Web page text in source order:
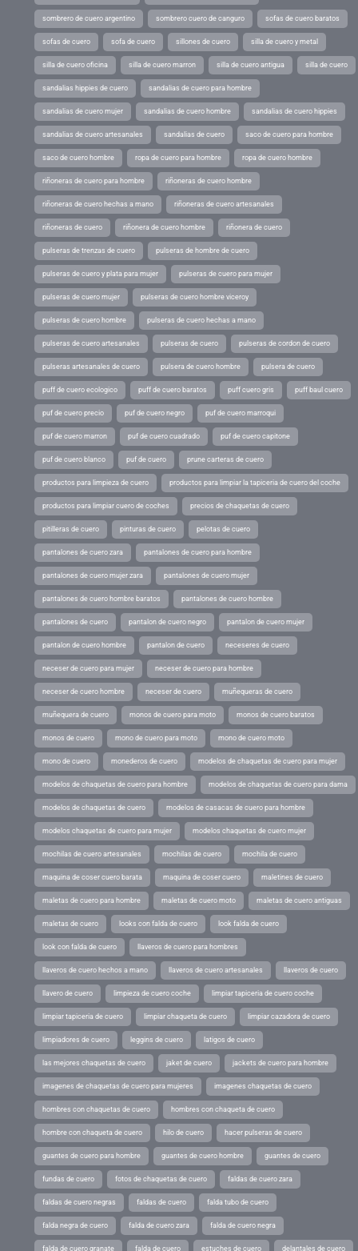
sombrero de cuero argentino sombrero cuero de canguro sofas de cuero baratos
sofas de cuero sofa de cuero sillones de cuero silla de cuero y metal
silla de cuero oficina silla de cuero marron silla de cuero antigua silla de cuero
sandalias hippies de cuero sandalias de cuero para hombre
sandalias de cuero mujer sandalias de cuero hombre sandalias de cuero hippies
sandalias de cuero artesanales sandalias de cuero saco de cuero para hombre
saco de cuero hombre ropa de cuero para hombre ropa de cuero hombre
riñoneras de cuero para hombre riñoneras de cuero hombre
riñoneras de cuero hechas a mano riñoneras de cuero artesanales
riñoneras de cuero riñonera de cuero hombre riñonera de cuero
pulseras de trenzas de cuero pulseras de hombre de cuero
pulseras de cuero y plata para mujer pulseras de cuero para mujer
pulseras de cuero mujer pulseras de cuero hombre viceroy
pulseras de cuero hombre pulseras de cuero hechas a mano
pulseras de cuero artesanales pulseras de cuero pulseras de cordon de cuero
pulseras artesanales de cuero pulsera de cuero hombre pulsera de cuero
puff de cuero ecologico puff de cuero baratos puff cuero gris puff baul cuero
puf de cuero precio puf de cuero negro puf de cuero marroqui
puf de cuero marron puf de cuero cuadrado puf de cuero capitone
puf de cuero blanco puf de cuero prune carteras de cuero
productos para limpieza de cuero productos para limpiar la tapiceria de cuero del coche
productos para limpiar cuero de coches precios de chaquetas de cuero
pitilleras de cuero pinturas de cuero pelotas de cuero
pantalones de cuero zara pantalones de cuero para hombre
pantalones de cuero mujer zara pantalones de cuero mujer
pantalones de cuero hombre baratos pantalones de cuero hombre
pantalones de cuero pantalon de cuero negro pantalon de cuero mujer
pantalon de cuero hombre pantalon de cuero neceseres de cuero
neceser de cuero para mujer neceser de cuero para hombre
neceser de cuero hombre neceser de cuero muñequeras de cuero
muñequera de cuero monos de cuero para moto monos de cuero baratos
monos de cuero mono de cuero para moto mono de cuero moto
mono de cuero monederos de cuero modelos de chaquetas de cuero para mujer
modelos de chaquetas de cuero para hombre modelos de chaquetas de cuero para dama
modelos de chaquetas de cuero modelos de casacas de cuero para hombre
modelos chaquetas de cuero para mujer modelos chaquetas de cuero mujer
mochilas de cuero artesanales mochilas de cuero mochila de cuero
maquina de coser cuero barata maquina de coser cuero maletines de cuero
maletas de cuero para hombre maletas de cuero moto maletas de cuero antiguas
maletas de cuero looks con falda de cuero look falda de cuero
look con falda de cuero llaveros de cuero para hombres
llaveros de cuero hechos a mano llaveros de cuero artesanales llaveros de cuero
llavero de cuero limpieza de cuero coche limpiar tapiceria de cuero coche
limpiar tapiceria de cuero limpiar chaqueta de cuero limpiar cazadora de cuero
limpiadores de cuero leggins de cuero latigos de cuero
las mejores chaquetas de cuero jaket de cuero jackets de cuero para hombre
imagenes de chaquetas de cuero para mujeres imagenes chaquetas de cuero
hombres con chaquetas de cuero hombres con chaqueta de cuero
hombre con chaqueta de cuero hilo de cuero hacer pulseras de cuero
guantes de cuero para hombre guantes de cuero hombre guantes de cuero
fundas de cuero fotos de chaquetas de cuero faldas de cuero zara
faldas de cuero negras faldas de cuero falda tubo de cuero
falda negra de cuero falda de cuero zara falda de cuero negra
falda de cuero granate falda de cuero estuches de cuero delantales de cuero